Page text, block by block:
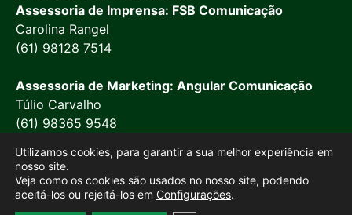
Assessoria de Imprensa: FSB Comunicação
Carolina Rangel
(61) 98128 7514
Assessoria de Marketing: Angular Comunicação
Túlio Carvalho
(61) 98365 9548
Utilizamos cookies, para garantir a sua melhor experiência em
nosso site.
Veja como os cookies são usados no nosso site, podendo
aceitá-los ou rejeitá-los em Configurações.